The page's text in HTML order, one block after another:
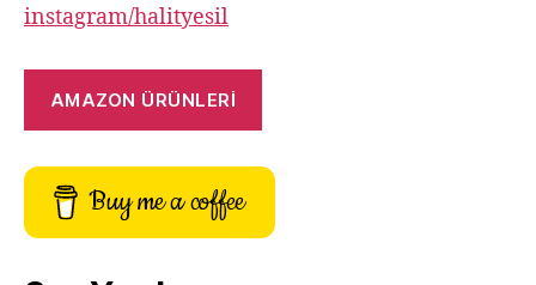
instagram/halityesil
AMAZON ÜRÜNLERİ
Buy me a coffee